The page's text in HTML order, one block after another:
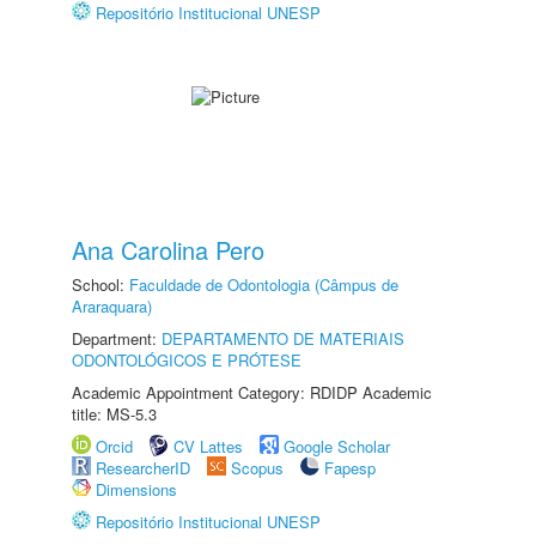
Repositório Institucional UNESP
Ana Carolina Pero
School: Faculdade de Odontologia (Câmpus de
Araraquara)
Department: DEPARTAMENTO DE MATERIAIS
ODONTOLÓGICOS E PRÓTESE
Academic Appointment Category: RDIDP Academic
title: MS-5.3
Orcid
CV Lattes
Google Scholar
ResearcherID
Scopus
Fapesp
Dimensions
Repositório Institucional UNESP